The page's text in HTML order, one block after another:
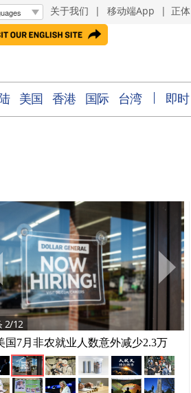
关于我们 | 移动端App | 正体
美国 香港 国际 台湾 即时
2/12
国7月非农就业人数意外减少2.3万
3/12
“口袋披萨”放3年还能吃 保鲜技术曝光